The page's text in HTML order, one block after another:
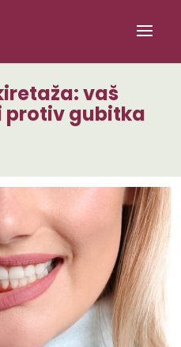
vaš
protiv gubitka